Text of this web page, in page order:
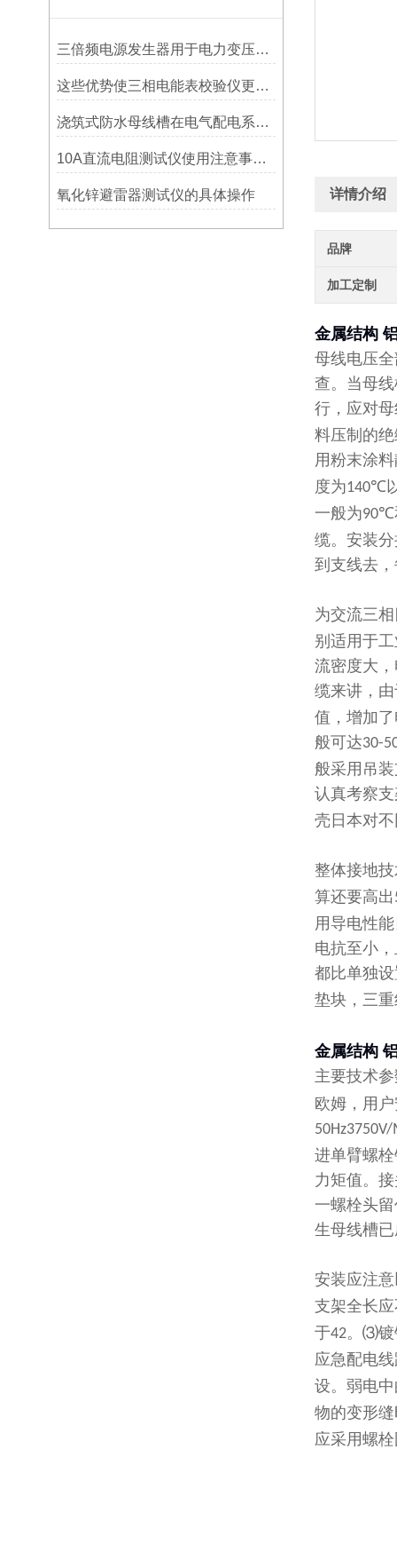
三倍频电源发生器用于电力变压器、电压互感器等被试品
这些优势使三相电能表校验仪更受关注
浇筑式防水母线槽在电气配电系统中的作用
10A直流电阻测试仪使用注意事项以及常见故障解决方法
氧化锌避雷器测试仪的具体操作 详情介绍
品牌
加工定制
金属结构
母线电压
查。当母
行，应对
料压制的
用粉末涂
度为140℃
一般为90℃
缆。安装
到支线去
为交流三
别适用于
流密度大
缆来讲，
值，增加
般可达30-
般采用吊
认真考察
壳日本对
整体接地
算还要高出
用导电性
电抗至小
都比单独
垫块，三
金属结构
主要技术
欧姆，用
进单臂螺
力矩值。
一螺栓头
生母线槽
安装应注
支架全长
于42。 ⑶
应急配电
设。弱电
物的变形
应采用螺